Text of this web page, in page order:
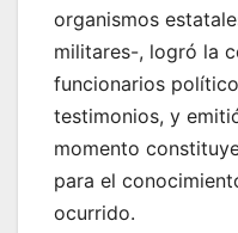
organismos
militares-, logró la
funcionarios
testimonios, y
momento
para el
ocurrido.